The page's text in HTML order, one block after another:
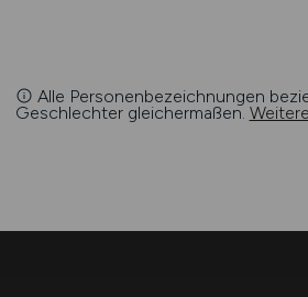
Alle Personenbezeichnungen
Geschlechter gleichermaßen.